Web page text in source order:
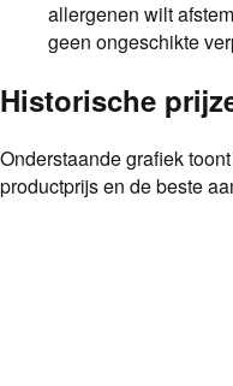
allergenen wilt
geen ongeschikte
Historische
Onderstaande grafiek
productprijs en de beste